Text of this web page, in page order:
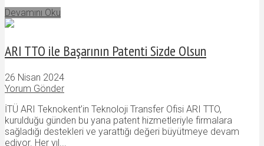
Devamını Oku
ARI TTO ile Başarının Patenti Sizde Olsun
26 Nisan 2024
Yorum Gönder
İTÜ ARI Teknokent’in Teknoloji Transfer Ofisi ARI TTO,
kurulduğu günden bu yana patent hizmetleriyle firmalara
sağladığı destekleri ve yarattığı değeri büyütmeye devam
ediyor. Her yıl...